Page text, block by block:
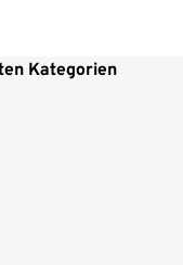
Kategorien